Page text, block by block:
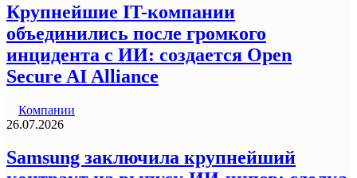
Крупнейшие IT-компании
объединились после громкого
инцидента с ИИ: создается Open
Secure AI Alliance
Компании
26.07.2026
Samsung заключила крупнейший